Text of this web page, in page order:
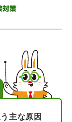
対策
主な原因